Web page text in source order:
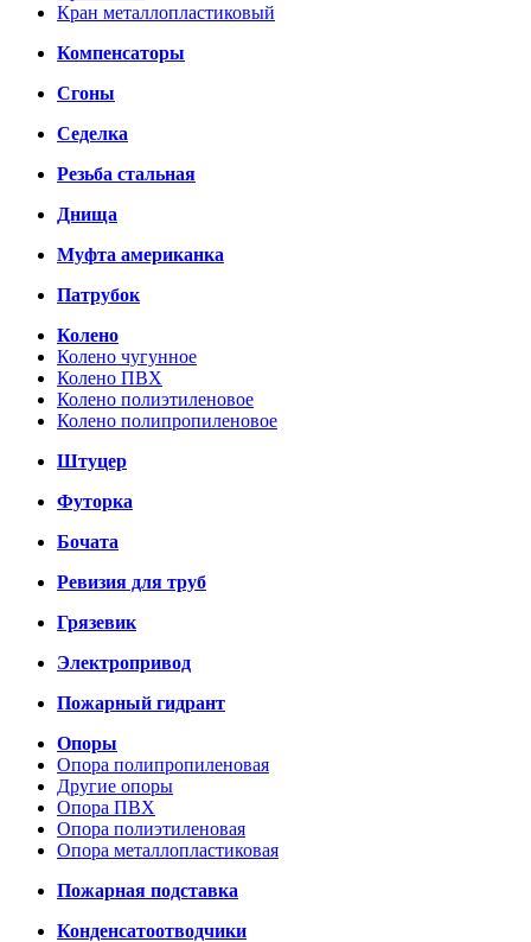
Кран металлопластиковый
Компенсаторы
Сгоны
Седелка
Резьба стальная
Днища
Муфта американка
Патрубок
Колено
Колено чугунное
Колено ПВХ
Колено полиэтиленовое
Колено полипропиленовое
Штуцер
Футорка
Бочата
Ревизия для труб
Грязевик
Электропривод
Пожарный гидрант
Опоры
Опора полипропиленовая
Другие опоры
Опора ПВХ
Опора полиэтиленовая
Опора металлопластиковая
Пожарная подставка
Конденсатоотводчики